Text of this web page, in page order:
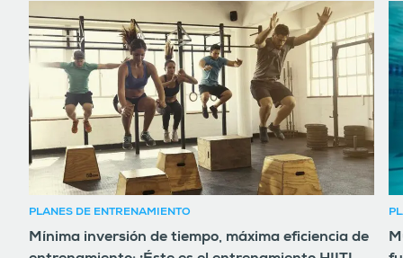
PLANES DE ENTRENAMIENTO
Mínima inversión de tiempo, máxima eficiencia de